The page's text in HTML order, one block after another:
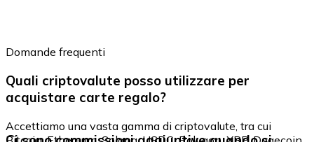
Domande frequenti
Quali criptovalute posso utilizzare per
acquistare carte regalo?
Accettiamo una vasta gamma di criptovalute, tra cui